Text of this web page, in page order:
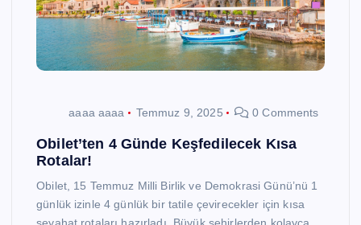
aaaa aaaa Temmuz 9, 2025 0 Comments
Obilet’ten 4 Günde Keşfedilecek Kısa
Rotalar!
Obilet, 15 Temmuz Milli Birlik ve Demokrasi Günü’nü 1
günlük izinle 4 günlük bir tatile çevirecekler için kısa